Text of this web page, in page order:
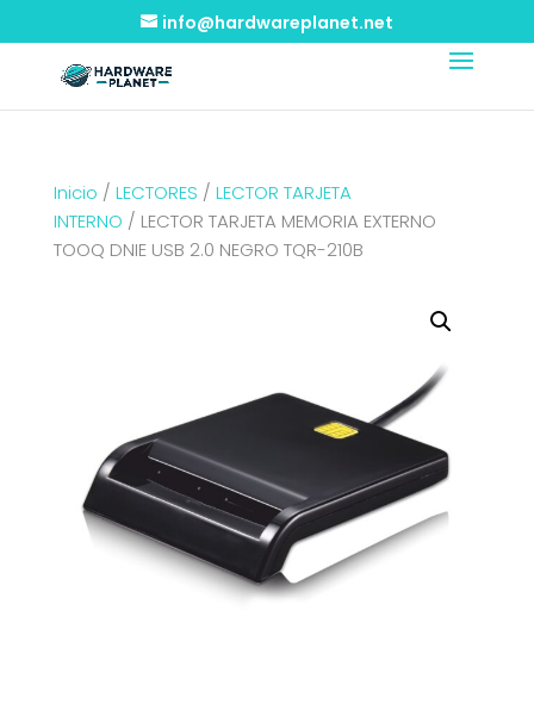
info@hardwareplanet.net
Inicio / LECTORES / LECTOR TARJETA
INTERNO / LECTOR TARJETA MEMORIA EXTERNO
TOOQ DNIE USB 2.0 NEGRO TQR-210B